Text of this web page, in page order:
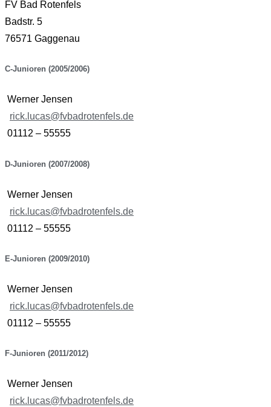
FV Bad Rotenfels
Badstr. 5
76571 Gaggenau
C-Junioren (2005/2006)
Werner Jensen
rick.lucas@fvbadrotenfels.de
01112 – 55555
D-Junioren (2007/2008)
Werner Jensen
rick.lucas@fvbadrotenfels.de
01112 – 55555
E-Junioren (2009/2010)
Werner Jensen
rick.lucas@fvbadrotenfels.de
01112 – 55555
F-Junioren (2011/2012)
Werner Jensen
rick.lucas@fvbadrotenfels.de